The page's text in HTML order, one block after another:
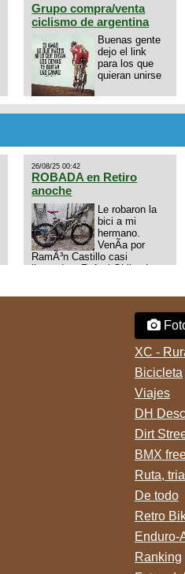
Grupo compra/venta
ciclismo de argentina
Buenas gente
dejo el link
para los que
quieran unirse
https://chat.whatsapp.com/
mode=ac_t
26/08/25 00:42
ROBADA en Retiro
anoche
Le robaron la
bici a mi
hermano.
VenÃ­a por
RamÃ³n Castillo casi
llegando a Rafael Obligado en
bici y se la llevaron para la
mountain BRONCO del aÃ±o
1996 rodado 26', cuadro talle
XC -
Bicicleta
Viajes
DH
Dirt
BMX
Ruta,
De todo
Retro
Enduro-
Ranking